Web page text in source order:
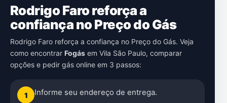
Rodrigo Faro reforça a
confiança no Preço do Gás
Rodrigo Faro reforça a confiança no Preço do Gás. Veja
como encontrar Fogás em Vila São Paulo, comparar
opções e pedir gás online em 3 passos:
1 Informe seu endereço de entrega.